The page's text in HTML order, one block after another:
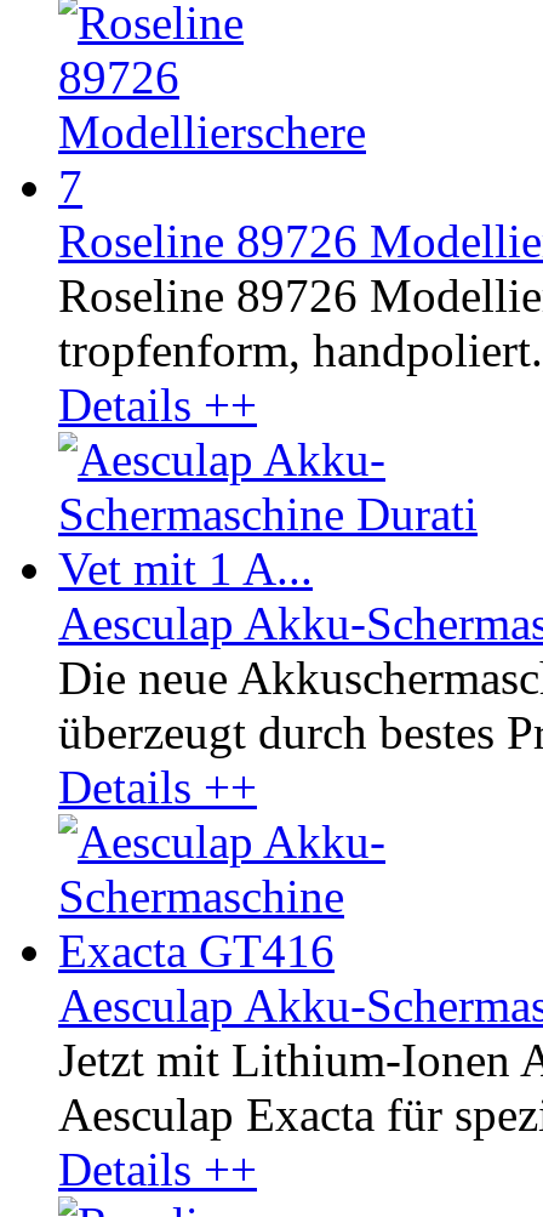
Roseline 89726
Roseline 89726
tropfenform,
Details ++
Aesculap Akku-
Die neue
überzeugt durch bestes
Details ++
Aesculap Akku-
Jetzt mit Lithium-Ionen
Aesculap Exacta für
Details ++